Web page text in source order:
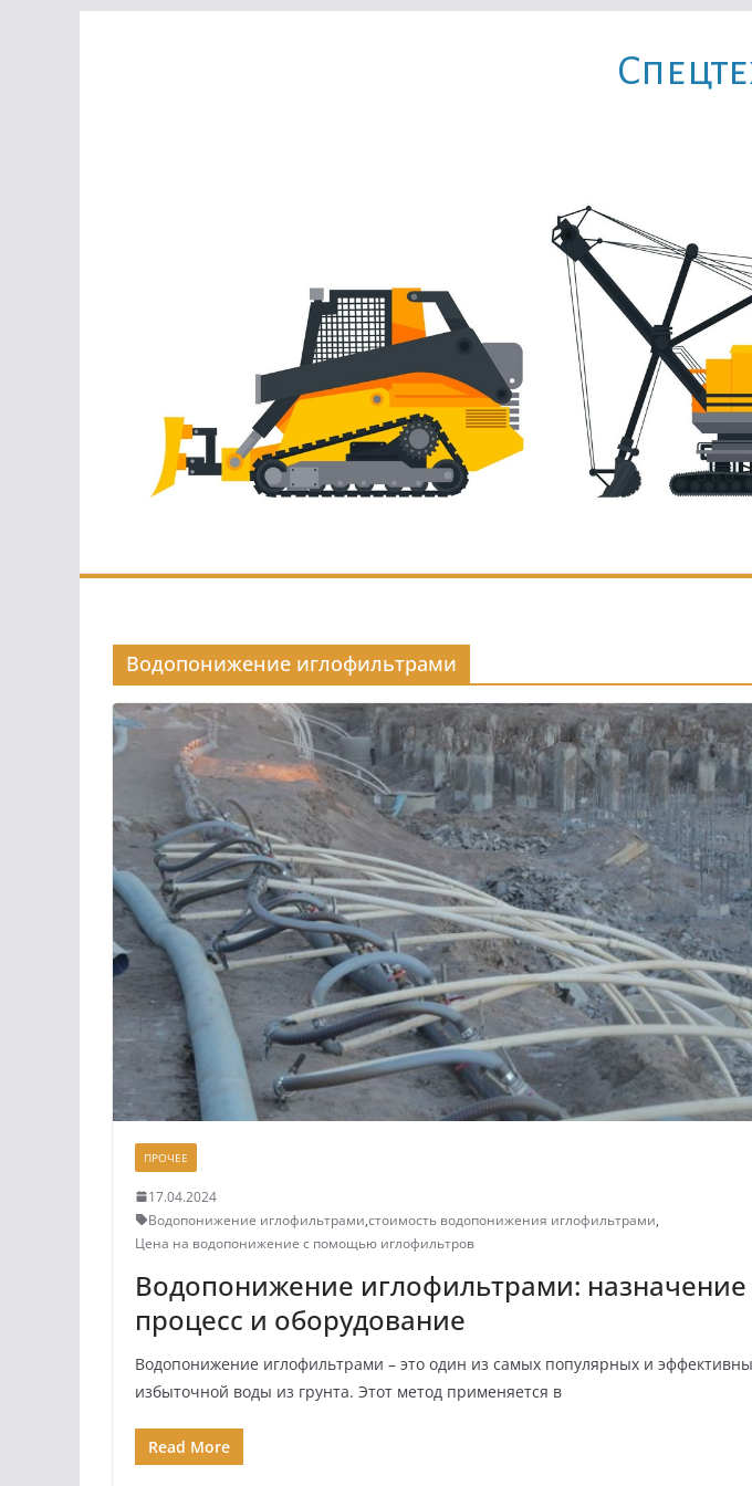
Водопонижение иглофильтрами
ПРОЧЕЕ
17.04.2024
Водопонижение иглофильтрами,стоимость водопонижения иглофильтрами,
Цена на водопонижение с помощью иглофильтров
Водопонижение иглофильтрами: назначение
процесс и оборудование
Водопонижение иглофильтрами – это один из самых популярных и
избыточной воды из грунта. Этот метод применяется в
Read More